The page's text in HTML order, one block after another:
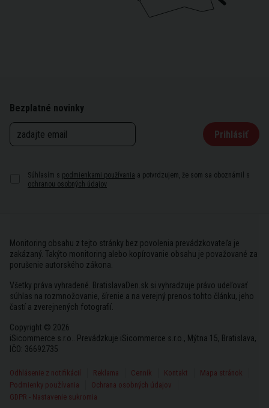
Bezplatné novinky
Prihlásiť
Súhlasím s podmienkami používania a potvrdzujem, že som sa oboznámil s
ochranou osobných údajov
Monitoring obsahu z tejto stránky bez povolenia prevádzkovateľa je
zakázaný. Takýto monitoring alebo kopírovanie obsahu je považované za
porušenie autorského zákona.
Všetky práva vyhradené. BratislavaDen.sk si vyhradzuje právo udeľovať
súhlas na rozmnožovanie, šírenie a na verejný prenos tohto článku, jeho
častí a zverejnených fotografií.
Copyright © 2026
iSicommerce s.r.o.. Prevádzkuje iSicommerce s.r.o., Mýtna 15, Bratislava,
IČO: 36692735
Odhlásenie z notifikácií Reklama Cenník Kontakt
Mapa stránok
Podmienky používania
Ochrana osobných údajov
GDPR - Nastavenie sukromia